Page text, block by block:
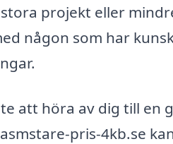
projekt eller
någon som har
att höra av dig till en
pris-4kb.se